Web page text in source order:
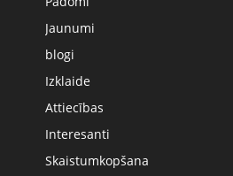
Jaunumi
blogi
Izklaide
Attiecības
Interesanti
Skaistumkopšana